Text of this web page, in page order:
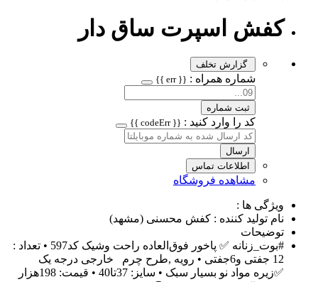
کفش اسپرت ساق دار
گزارش تخلف
شماره همراه : {{ err }}
ثبت شماره
کد را وارد کنید : {{ codeErr }}
ارسال
اطلاعات تماس
مشاهده فروشگاه
ویژگی ها :
نام تولید کننده : کفش محسنی (مشهد)
توضیحات
#بوت_زنانه ✅ پاخور فوق‌العاده راحت وشیک کد597 • تعداد :
12 جفتی و6جفتی • رویه ,طرح چرم خارجی درجه یک
✅️زیره مواد نو بسیار سبک • سایز: 37تا40 • قیمت: 198هزار